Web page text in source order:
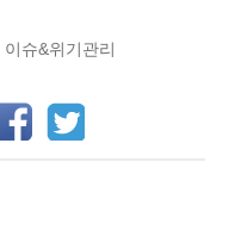
이슈&위기관리